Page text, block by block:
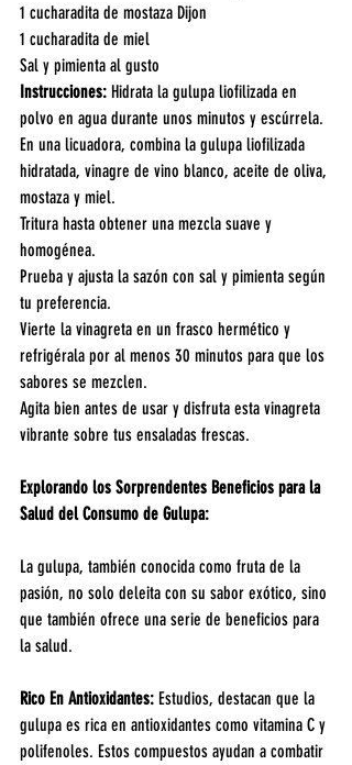
1 cucharadita de mostaza Dijon
1 cucharadita de miel
Sal y pimienta al gusto
Instrucciones: Hidrata la gulupa liofilizada en
polvo en agua durante unos minutos y escúrrela.
En una licuadora, combina la gulupa liofilizada
hidratada, vinagre de vino blanco, aceite de oliva,
mostaza y miel.
Tritura hasta obtener una mezcla suave y
homogénea.
Prueba y ajusta la sazón con sal y pimienta según
tu preferencia.
Vierte la vinagreta en un frasco hermético y
refrigérala por al menos 30 minutos para que los
sabores se mezclen.
Agita bien antes de usar y disfruta esta vinagreta
vibrante sobre tus ensaladas frescas.
Explorando los Sorprendentes Beneficios para la
Salud del Consumo de Gulupa:
La gulupa, también conocida como fruta de la
pasión, no solo deleita con su sabor exótico, sino
que también ofrece una serie de beneficios para
la salud.
Rico En Antioxidantes: Estudios, destacan que la
gulupa es rica en antioxidantes como vitamina C y
polifenoles. Estos compuestos ayudan a combatir